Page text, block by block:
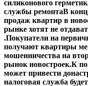
силиконового
службы ремонтаВ
продаж квартир в
рынке хотят не
.Покупатели на
получают квартиры
мошенничества на
рынок новостроек.К
может привести
налоговая служба